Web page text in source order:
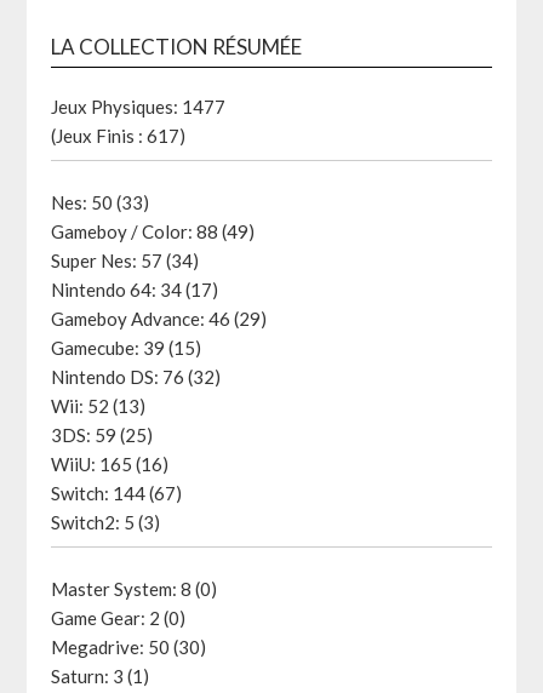
LA COLLECTION RÉSUMÉE
Jeux Physiques: 1477
(Jeux Finis : 617)
Nes: 50 (33)
Gameboy / Color: 88 (49)
Super Nes: 57 (34)
Nintendo 64: 34 (17)
Gameboy Advance: 46 (29)
Gamecube: 39 (15)
Nintendo DS: 76 (32)
Wii: 52 (13)
3DS: 59 (25)
WiiU: 165 (16)
Switch: 144 (67)
Switch2: 5 (3)
Master System: 8 (0)
Game Gear: 2 (0)
Megadrive: 50 (30)
Saturn: 3 (1)